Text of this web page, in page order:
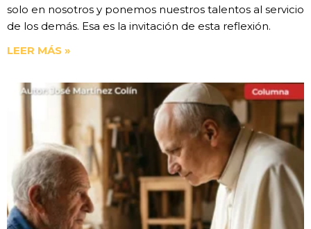
solo en nosotros y ponemos nuestros talentos al servicio
de los demás. Esa es la invitación de esta reflexión.
LEER MÁS »